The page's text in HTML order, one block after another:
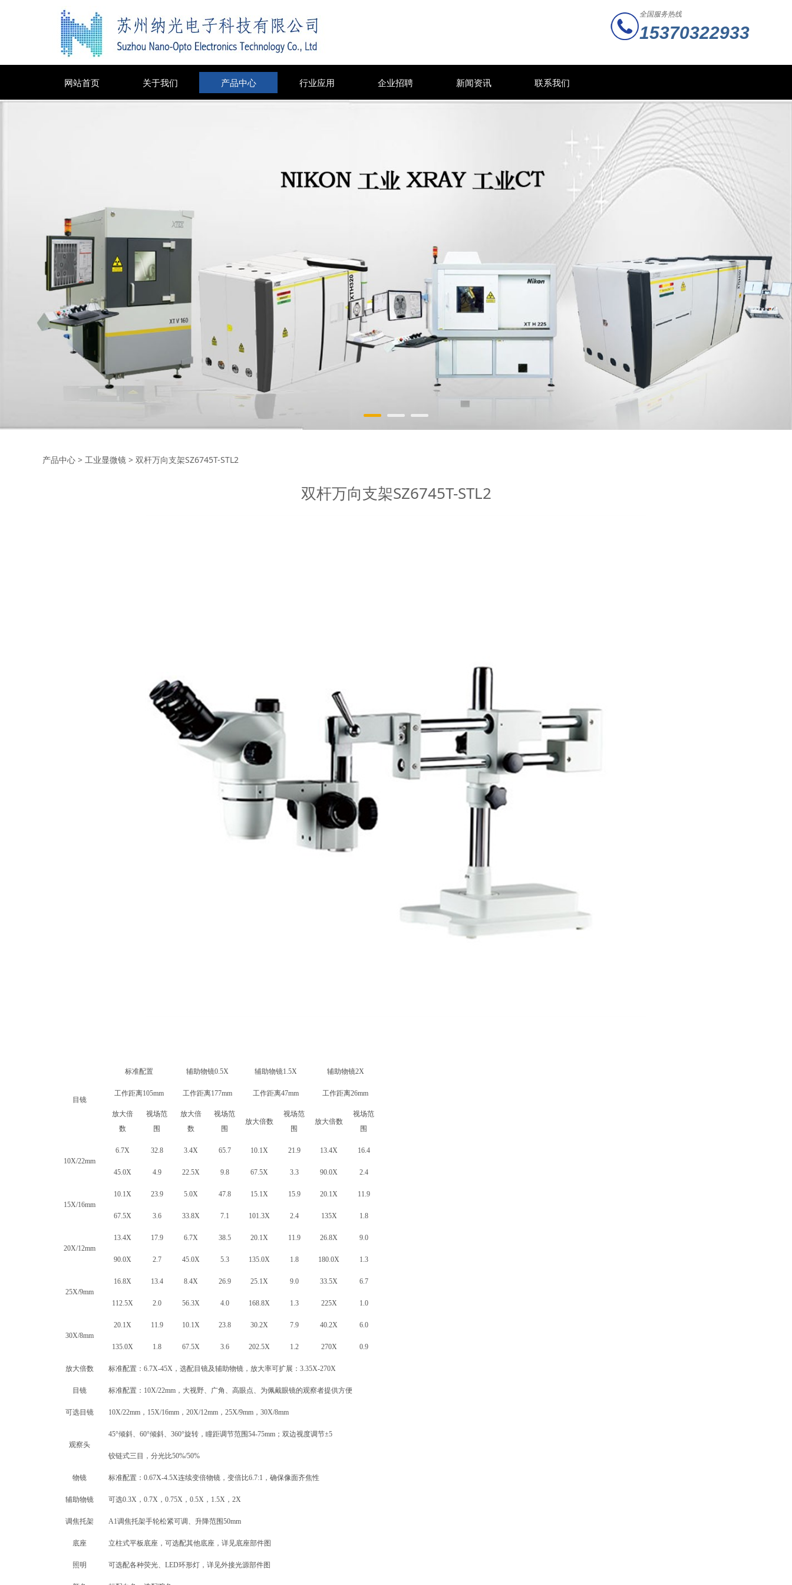
全国服务热线
15370322933
网站首页 关于我们 产品中心 行业应用 企业招聘 新闻资讯 联系我们
双杆万向支架SZ6745T-STL2
产品中心 > 工业显微镜 > 双杆万向支架SZ6745T-STL2
双杆万向支架SZ6745T-STL2
目镜
标准配置 辅助物镜0.5X 辅助物镜1.5X 辅助物镜2X
工作距离105mm 工作距离177mm 工作距离47mm 工作距离26mm
放大倍
数
视场范
围
放大倍
数
视场范
围
放大倍数
视场范
围
放大倍数
视场范
围
10X/22mm
6.7X 32.8 3.4X 65.7 10.1X 21.9 13.4X 16.4
45.0X 4.9 22.5X 9.8 67.5X 3.3 90.0X 2.4
15X/16mm
10.1X 23.9 5.0X 47.8 15.1X 15.9 20.1X 11.9
67.5X 3.6 33.8X 7.1 101.3X 2.4 135X 1.8
20X/12mm
13.4X 17.9 6.7X 38.5 20.1X 11.9 26.8X 9.0
90.0X 2.7 45.0X 5.3 135.0X 1.8 180.0X 1.3
25X/9mm
16.8X 13.4 8.4X 26.9 25.1X 9.0 33.5X 6.7
112.5X 2.0 56.3X 4.0 168.8X 1.3 225X 1.0
30X/8mm
20.1X 11.9 10.1X 23.8 30.2X 7.9 40.2X 6.0
135.0X 1.8 67.5X 3.6 202.5X 1.2 270X 0.9
放大倍数 标准配置：6.7X-45X，选配目镜及辅助物镜，放大率可扩展：3.35X-270X
目镜 标准配置：10X/22mm，大视野、广角、高眼点、为佩戴眼镜的观察者提供方便
可选目镜 10X/22mm，15X/16mm，20X/12mm，25X/9mm，30X/8mm
观察头
45°倾斜、60°倾斜、360°旋转，瞳距调节范围54-75mm；双边视度调节±5
铰链式三目，分光比50%/50%
物镜 标准配置：0.67X-4.5X连续变倍物镜，变倍比6.7:1，确保像面齐焦性
辅助物镜 可选0.3X，0.7X，0.75X，0.5X，1.5X，2X
调焦托架 A1调焦托架手轮松紧可调、升降范围50mm
底座 立柱式平板底座，可选配其他底座，详见底座部件图
照明 可选配各种荧光、LED环形灯，详见外接光源部件图